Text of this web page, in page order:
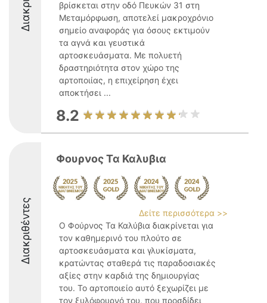
βρίσκεται στην οδό Πευκών 31 στη
Μεταμόρφωση, αποτελεί μακροχρόνιο
σημείο αναφοράς για όσους εκτιμούν
τα αγνά και γευστικά
αρτοσκευάσματα. Με πολυετή
δραστηριότητα στον χώρο της
αρτοποιίας, η επιχείρηση έχει
αποκτήσει ...
8.2
Διακριθέντες
Φουρνος Τα Καλυβια
Δείτε περισσότερα >>
Ο Φούρνος Τα Καλύβια διακρίνεται για
τον καθημερινό του πλούτο σε
αρτοσκευάσματα και γλυκίσματα,
κρατώντας σταθερά τις παραδοσιακές
αξίες στην καρδιά της δημιουργίας
του. Το αρτοποιείο αυτό ξεχωρίζει με
τον ξυλόφουρνό του, που προσδίδει